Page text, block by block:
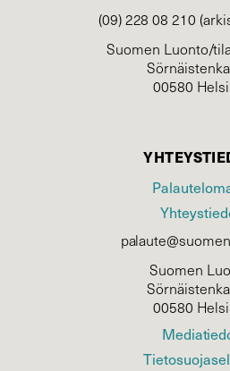
(09) 228 08 210
Suomen Luonto/
00580
Suomen
00580